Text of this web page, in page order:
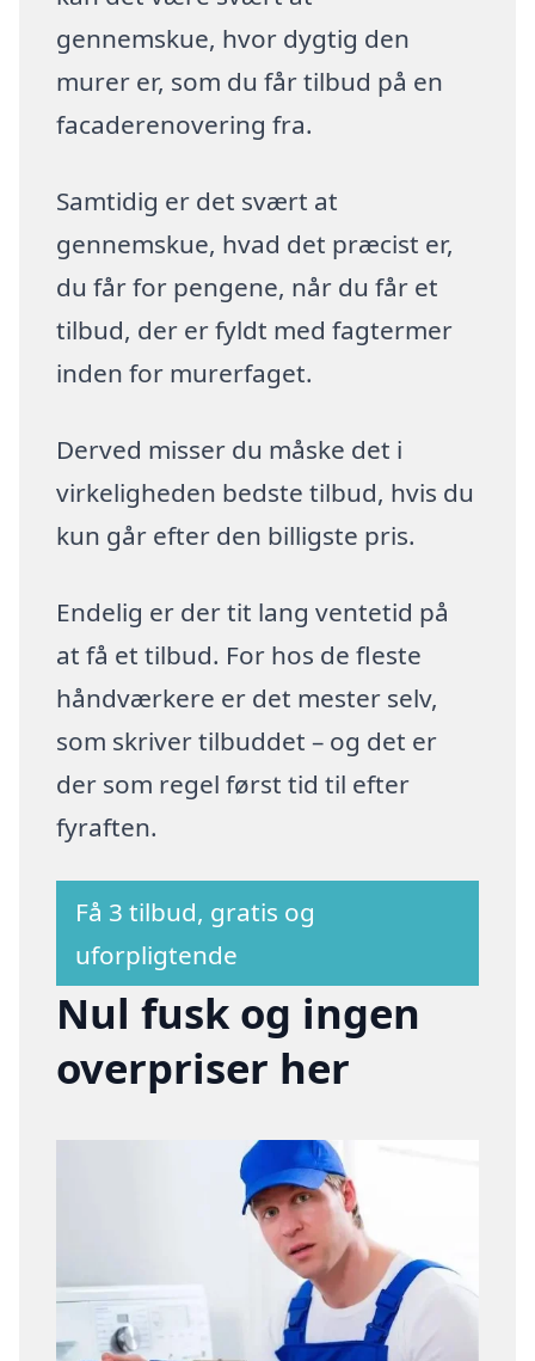
gennemskue, hvor dygtig den
murer er, som du får tilbud på en
facaderenovering fra.
Samtidig er det svært at
gennemskue, hvad det præcist er,
du får for pengene, når du får et
tilbud, der er fyldt med fagtermer
inden for murerfaget.
Derved misser du måske det i
virkeligheden bedste tilbud, hvis du
kun går efter den billigste pris.
Endelig er der tit lang ventetid på
at få et tilbud. For hos de fleste
håndværkere er det mester selv,
som skriver tilbuddet – og det er
der som regel først tid til efter
fyraften.
Få 3 tilbud, gratis og
uforpligtende
Nul fusk og ingen
overpriser her